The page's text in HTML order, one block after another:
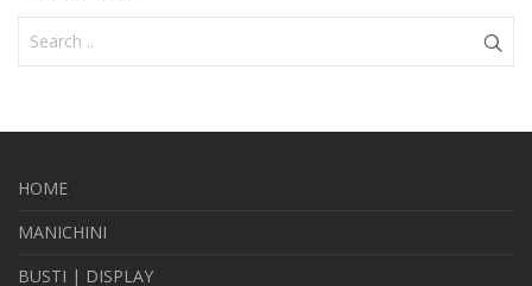
HOME
MANICHINI
BUSTI | DISPLAY